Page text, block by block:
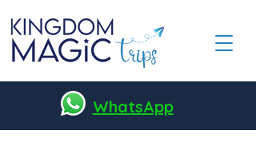
WhatsApp